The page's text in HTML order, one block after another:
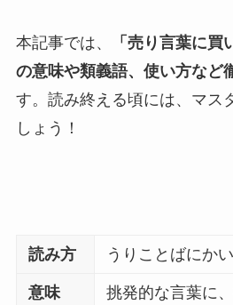
本記事では、
「売り言葉に
の意味や類義語、使い方など
す。読み終える頃には、マス
しょう！
読み方 うりことばにか
意味 挑発的な言葉に